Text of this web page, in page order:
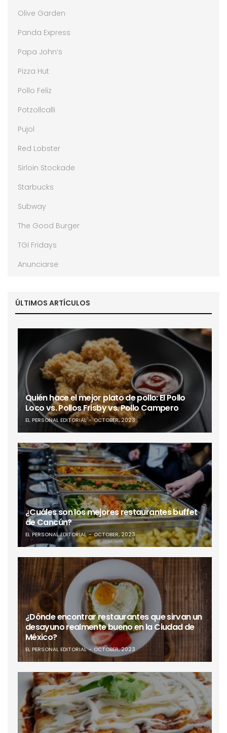
Olive Garden
Panda Express
Papa John’s
Pizza Hut
Pollo Feliz
Potzollcalli
Pujol
Red Lobster
Sirloin Stockade
Starbucks
Subway
The Good Burger
TGI Fridays
Anunciarse
ÚLTIMOS ARTÍCULOS
Quién hace el mejor plato de pollo: El Pollo
Loco vs. Pollos Frisby vs. Pollo Campero
EL PERSONAL EDITORIAL OCTOBER, 2023
¿Cuáles son los mejores restaurantes buffet
de Cancún?
EL PERSONAL EDITORIAL OCTOBER, 2023
¿Dónde encontrar restaurantes que sirvan un
desayuno realmente bueno en la Ciudad de
México?
EL PERSONAL EDITORIAL OCTOBER, 2023